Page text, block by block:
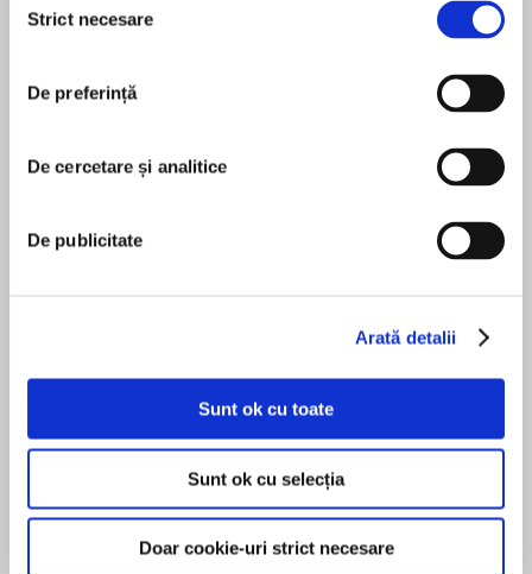
consimțământului
Strict necesare
De preferință
De cercetare și analitice
De publicitate
Arată detalii
Sunt ok cu toate
Sunt ok cu selecția
Doar cookie-uri strict necesare
USA TodayandNew York Timesbestselling
author Lisa Kleypas is one of America’s most
acclaimed and popular authors of historical
romance fiction—andStranger in My Armsis one
noble lady whose life is upended when her
despised husband—believed lost at sea—
returns, a remarkably altered, more passionate
and loving man…if he is, indeed, who he claims
sensuous best withStranger in My Arms.
În acest moment nu există recenzii
Lisa Kleypas
Lisa Kleypas graduated from Wellesley College
with a political science degree. Her novels are
California with her husband Gregory.
Rosalyn Landor